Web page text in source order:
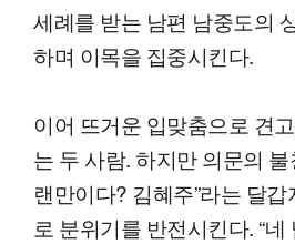
세례를 받는 남편 남중도의
하며 이목을 집중시킨다.
이어 뜨거운 입맞춤으로 견
는 두 사람. 하지만 의문의 불
랜만이다? 김혜주”라는 달
로 분위기를 반전시킨다. “